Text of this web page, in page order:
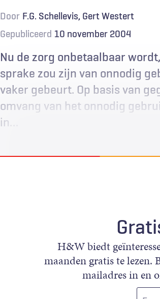
Door F.G. Schellevis Gert Westert
Gepubliceerd 10 november 2004
Nu de zorg onbetaalbaar
sprake zou zijn van onnodig
vaker gebeurt. Op basis van
omvang van het onnodig
in…
H&W biedt
maanden gratis te lezen.
mailadres in en